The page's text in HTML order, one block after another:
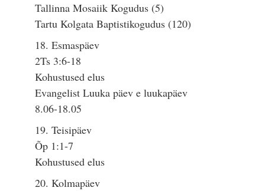
Tallinna Mosaiik Kogudus (5)
Tartu Kolgata Baptistikogudus (120)
18. Esmaspäev
2Ts 3:6-18
Kohustused elus
Evangelist Luuka päev e luukapäev
8.06-18.05
19. Teisipäev
Õp 1:1-7
Kohustused elus
20. Kolmapäev